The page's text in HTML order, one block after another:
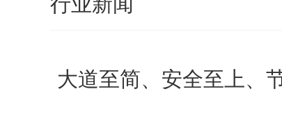
大道至简、安全至上、